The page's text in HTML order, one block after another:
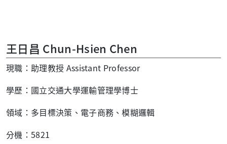
王日昌 Chun-Hsien Chen
現職：助理教授 Assistant Professor
學歷：國立交通大學運輸管理學博士
領域：多目標決策、電子商務、模糊邏輯
分機：5821